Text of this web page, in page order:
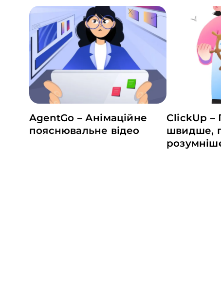
AgentGo – Анімаційне
пояснювальне відео
ClickUp –
швидше,